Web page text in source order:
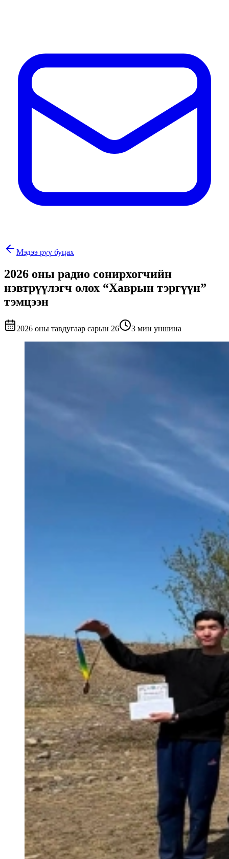
Мэдээ рүү буцах
2026 оны радио сонирхогчийн
нэвтрүүлэгч олох “Хаврын тэргүүн”
тэмцээн
2026 оны тавдугаар сарын 26 3 мин уншина